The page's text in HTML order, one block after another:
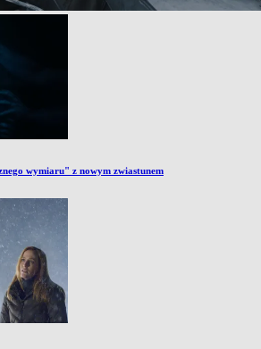
wymiaru" z nowym zwiastunem